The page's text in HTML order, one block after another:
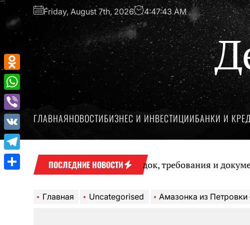
Перейти
содержимому
Friday, August 7th, 2026 4:47:44 AM
ГЛАВНАЯНОВОСТИБИЗНЕС И ИНВЕСТИЦИИБАНКИ И
ПОСЛЕДНИЕ НОВОСТИ
визита в офис: порядок, требования и документы
Главная Uncategorised Амазонка из Петровки — биография Леры или скрытые
Odnoklassniki
WhatsApp
Viber
VK
Telegram
Отправить